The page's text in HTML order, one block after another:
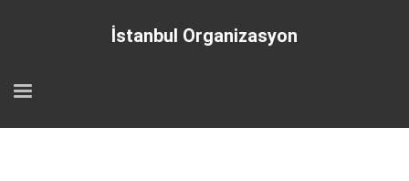
İstanbul Organizasyon